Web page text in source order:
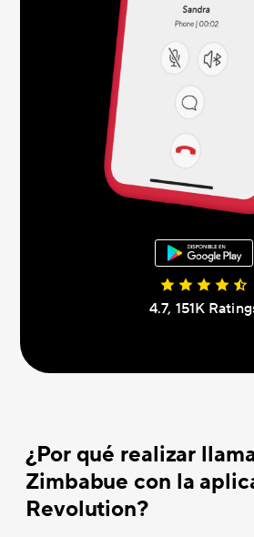
4.7, 151K
¿Por qué realizar
Zimbabue con la
Revolution?